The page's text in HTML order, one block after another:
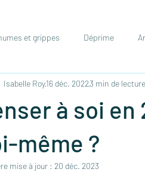
et grippes Déprime
Conseils naturopathiques
à soi
même ?
Isabelle Roy16 déc. 20223 min de lecture
mise à jour : 20 déc. 2023